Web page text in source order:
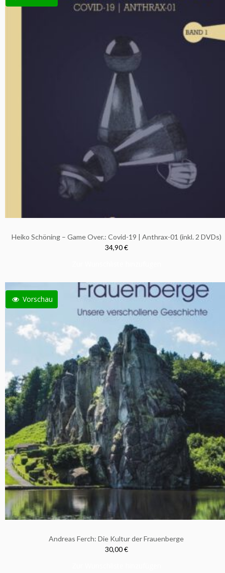
Heiko Schöning – Game Over.: Covid-19 | Anthrax-01 (inkl. 2 DVDs)
34,90 €
Vorschau
Andreas Ferch: Die Kultur der Frauenberge
30,00 €